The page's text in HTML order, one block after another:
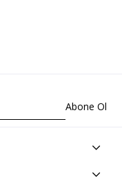
Abone Ol